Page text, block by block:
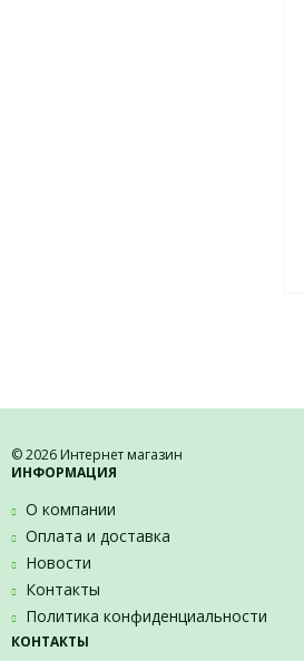
© 2026 Интернет магазин
ИНФОРМАЦИЯ
О компании
Оплата и доставка
Новости
Контакты
Политика конфиденциальности
КОНТАКТЫ